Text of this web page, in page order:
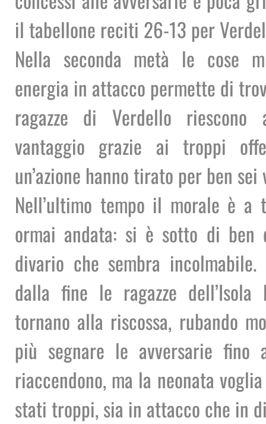
il tabellone reciti 26-13 per
Nella seconda metà le cose
energia in attacco permette di
ragazze di Verdello
vantaggio grazie ai troppi
un’azione hanno tirato per ben
Nell’ultimo tempo il morale è
ormai andata: si è sotto di ben
divario che sembra
dalla fine le ragazze
tornano alla riscossa, rubando
più segnare le avversarie fino
riaccendono, ma la neonata
stati troppi, sia in attacco che in